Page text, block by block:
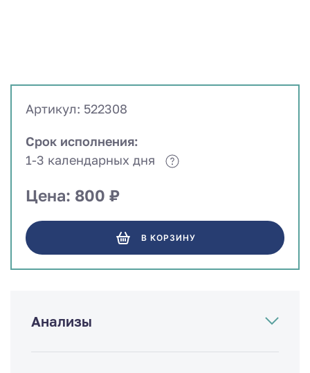
Анализы
Артикул: 522308
Срок исполнения:
1-3 календарных дня
Цена: 800 ₽
В КОРЗИНУ